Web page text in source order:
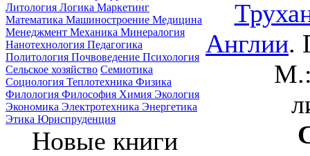
Литология Логика Маркетинг
Математика Машиностроение Медицина
Менеджмент Механика Минералогия
Нанотехнология Педагогика
Политология Почвоведение Психология
Сельское хозяйство Семиотика
Социология Теплотехника Физика
Филология Философия Химия Экология
Экономика Электротехника Энергетика
Этика Юриспруденция
Новые книги
Англии.
М.: